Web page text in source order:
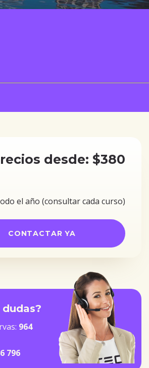
desde: $380
el año (consultar cada curso)
CONTACTAR YA
dudas?
964
796